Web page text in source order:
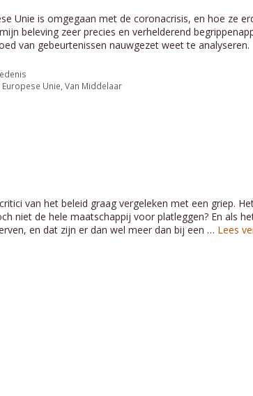
Unie is omgegaan met de coronacrisis, en hoe ze
beleving zeer precies en verhelderend
van gebeurtenissen nauwgezet weet te analyseren.
Europese Unie ,Van Middelaar
van het beleid graag vergeleken met een griep.
niet de hele maatschappij voor platleggen? En als
en dat zijn er dan wel meer dan bij een … Lees